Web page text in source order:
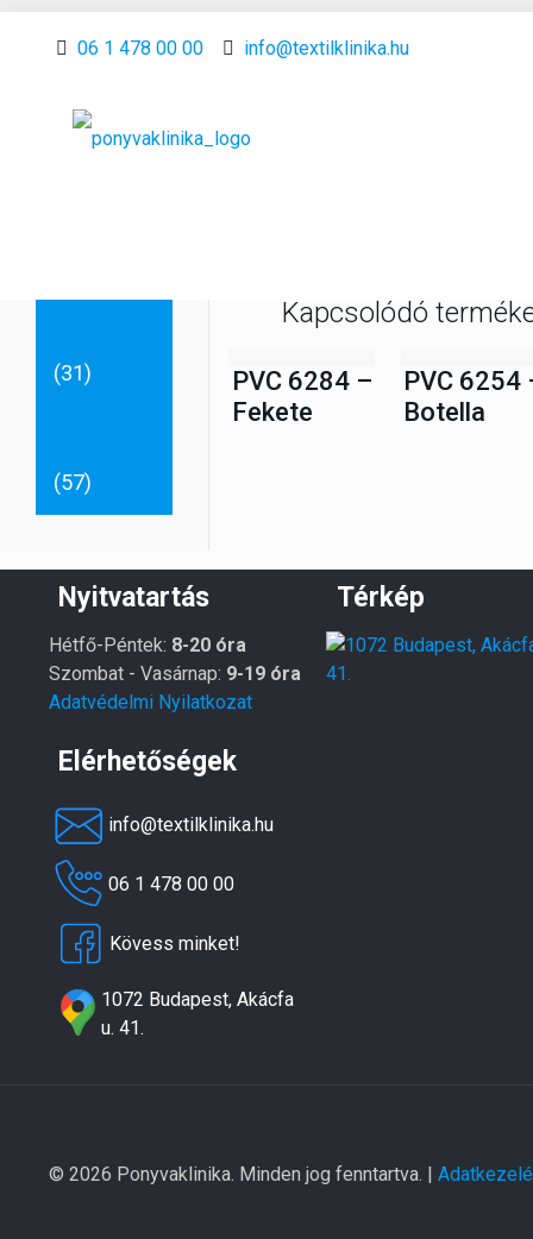
06 1 478 00 00 info@textilklinika.hu
Kapcsolódó
PVC 6284 –
Fekete
PVC 6254
Botella
fajták
Kentucky
(beltéri)
(31)
(57)
Nyitvatartás
Hétfő-Péntek: 8-20 óra
Szombat - Vasárnap: 9-19 óra
Adatvédelmi Nyilatkozat
Elérhetőségek
info@textilklinika.hu
06 1 478 00 00
Kövess minket!
1072 Budapest, Akácfa
u. 41.
Térkép
© 2026 Ponyvaklinika. Minden jog fenntartva. |